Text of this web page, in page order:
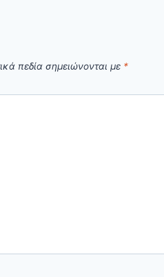
πεδία σημειώνονται με *